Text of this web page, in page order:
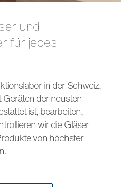
für jedes
in der Schweiz,
der neusten
ist, bearbeiten,
wir die Gläser
von höchster